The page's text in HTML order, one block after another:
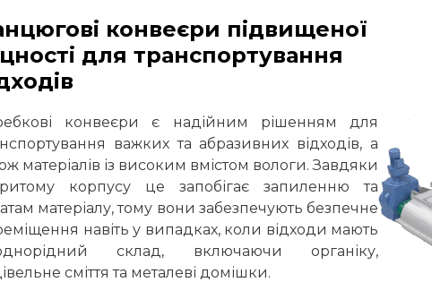
конвеєри підвищеної
для транспортування
конвеєри є надійним рішенням для
важких та абразивних відходів, а
матеріалів із високим вмістом вологи. Завдяки
корпусу це запобігає запиленню та
матеріалу, тому вони забезпечують безпечне
навіть у випадках, коли відходи мають
склад, включаючи органіку,
сміття та металеві домішки.